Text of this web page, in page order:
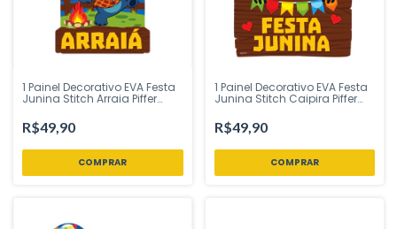
1 Painel Decorativo EVA Festa
Junina Stitch Arraia Piffer
Loja
R$49,90
1 Painel Decorativo EVA Festa
Junina Stitch Caipira Piffer
Loja
R$49,90